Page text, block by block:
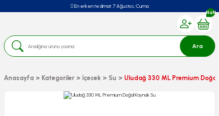
En erken teslimat: 7 Ağustos, Cuma
Ara
NaN
Anasayfa Kategoriler İçecek Su Uludağ 330 ML Premium Doğal